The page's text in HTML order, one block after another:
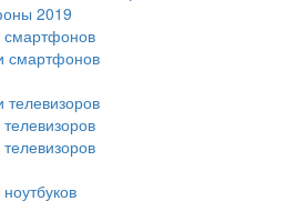
2019
смартфонов
смартфонов
телевизоров
телевизоров